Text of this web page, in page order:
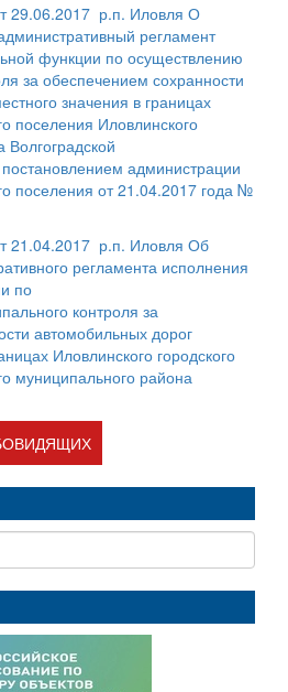
29.06.2017 р.п. Иловля О
регламент
функции по осуществлению
за обеспечением сохранности
значения в границах
поселения Иловлинского
администрации
поселения от 21.04.2017 года №
21.04.2017 р.п. Иловля Об
регламента исполнения
по
контроля за
автомобильных дорог
Иловлинского городского
муниципального района